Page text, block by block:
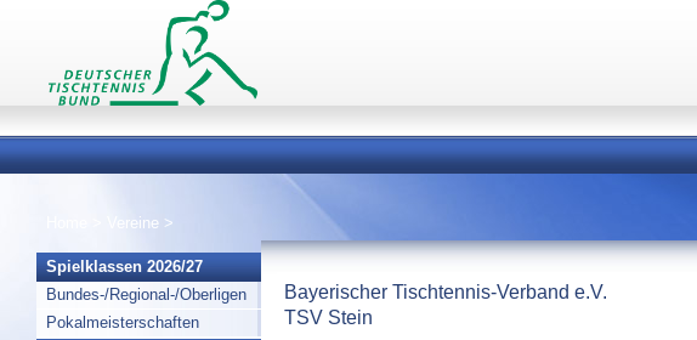
Vereine >
Spielklassen 2026/27
Bundes-/Regional-/Oberligen
Pokalmeisterschaften
Bayerischer Tischtennis-Verband e.V.
TSV Stein